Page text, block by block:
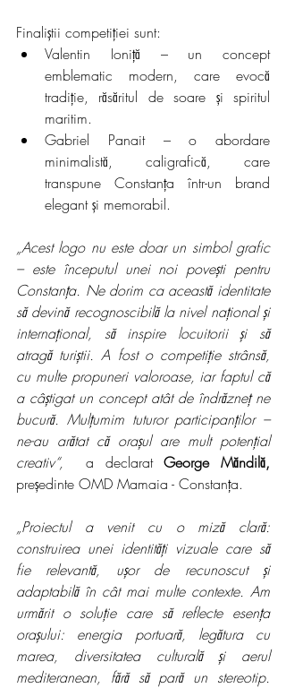
Finaliștii competiției sunt:
Valentin Ioniță – un concept
emblematic modern, care evocă
tradiție, răsăritul de soare și spiritul
maritim.
Gabriel Panait – o abordare
minimalistă, caligrafică, care
transpune Constanța într-un brand
elegant și memorabil.
„Acest logo nu este doar un simbol grafic
– este începutul unei noi povești pentru
Constanța. Ne dorim ca această identitate
să devină recognoscibilă la nivel național și
internațional, să inspire locuitorii și să
atragă turiștii. A fost o competiție strânsă,
cu multe propuneri valoroase, iar faptul că
a câștigat un concept atât de îndrăzneț ne
bucură. Mulțumim tuturor participanților –
ne-au arătat că orașul are mult potențial
creativ“, a declarat
președinte OMD Mamaia - Constanța.
„Proiectul a venit cu o miză clară:
construirea unei identități vizuale care să
fie relevantă, ușor de recunoscut și
adaptabilă în cât mai multe contexte. Am
urmărit o soluție care să reflecte esența
orașului: energia portuară, legătura cu
marea, diversitatea culturală și aerul
mediteranean, fără să pară un stereotip.